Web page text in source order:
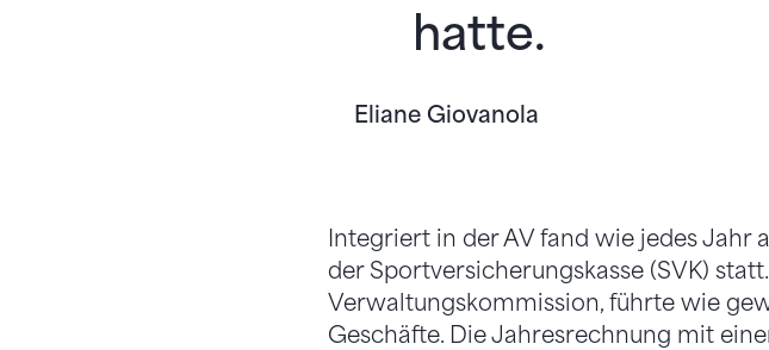
Eliane Giovanola
hatte.
Integriert in der AV fand wie jedes Jahr
der Sportversicherungskasse (SVK)
Verwaltungskommission, führte wie
Geschäfte. Die Jahresrechnung mit